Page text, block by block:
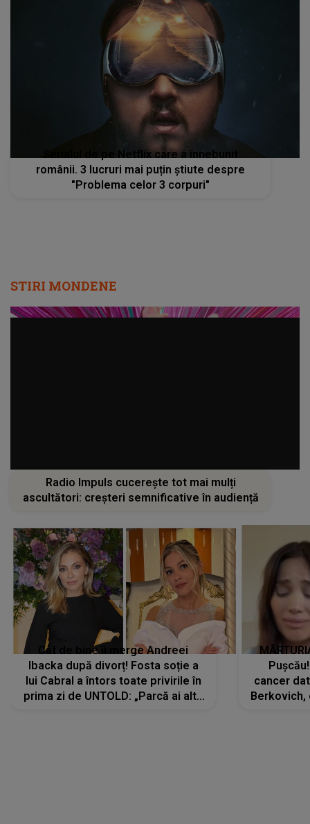
Serialul de pe Netflix care a înnebunit
românii. 3 lucruri mai puțin știute despre
"Problema celor 3 corpuri"
STIRI MONDENE
Radio Impuls cucerește tot mai mulți
ascultători: creșteri semnificative în audiență
Cât de bine îi merge Andreei
Ibacka după divorț! Fosta soție a
lui Cabral a întors toate privirile în
prima zi de UNTOLD: „Parcă ai altă
cancer
Berkovich,